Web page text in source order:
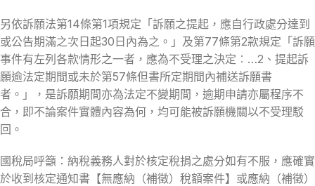
另依訴願法第14條第1項規定「訴願之提起，應自行政處分達到
或公告期滿之次日起30日內為之。」及第77條第2款規定「訴願
事件有左列各款情形之一者，應為不受理之決定︰…2、提起訴
願逾法定期間或未於第57條但書所定期間內補送訴願書
者。」，是訴願期間亦為法定不變期間，逾期申請亦屬程序不
合，即不論案件實體內容為何，均可能被訴願機關以不受理駁
回。
國稅局呼籲：納稅義務人對於核定稅捐之處分如有不服，應確實
於收到核定通知書【無應納（補徵）稅額案件】或應納（補徵）